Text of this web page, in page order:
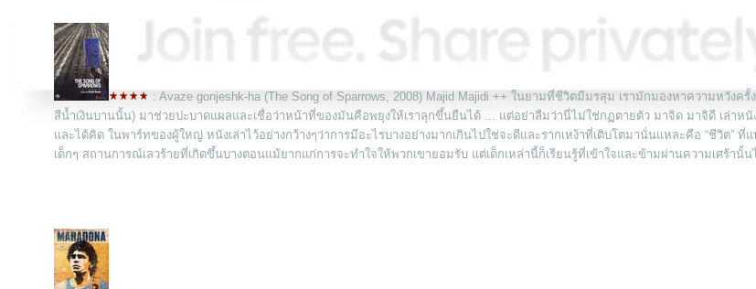
: Avaze gonjeshk-ha (The Song of Sparrows, 2008) Majid Majidi ++ ในยามที่ชีวิตมีมรสุม เรามักมองหาความหวังค
สีน้ำเงินบานนั้น) มาช่วยปะบาดแผลและเชื่อว่าหน้าที่ของมันคือพยุงให้เราลุกขึ้นยืนได้ ... แต่อย่าลืมว่านี่ไม่ใช่กฏตายตัว มาจิด มาจิดี เล่าหนั
ละได้คิด ในพาร์ทของผู้ใหญ่ หนังเล่าไว้อย่างกว้างๆว่าการมีอะไรบางอย่างมากเกินไปใช่จะดีและรากเหง้าที่เติบโตมานั่นแหละคือ “ชีวิต” ที่
เด็กๆ สถานการณ์เลวร้ายที่เกิดขึ้นบางตอนแม้ยากแก่การจะทำใจให้พวกเขายอมรับ แต่เด็กเหล่านี้ก็เรียนรู้ที่เข้าใจและข้ามผ่านความเศร้านั้